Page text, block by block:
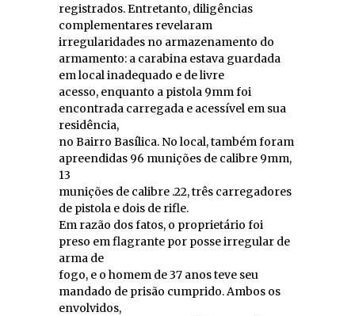
registrados. Entretanto, diligências
complementares revelaram
irregularidades no armazenamento do
armamento: a carabina estava guardada
em local inadequado e de livre
acesso, enquanto a pistola 9mm foi
encontrada carregada e acessível em sua
residência,
no Bairro Basílica. No local, também foram
apreendidas 96 munições de calibre 9mm,
13
munições de calibre .22, três carregadores
de pistola e dois de rifle.
Em razão dos fatos, o proprietário foi
preso em flagrante por posse irregular de
arma de
fogo, e o homem de 37 anos teve seu
mandado de prisão cumprido. Ambos os
envolvidos,